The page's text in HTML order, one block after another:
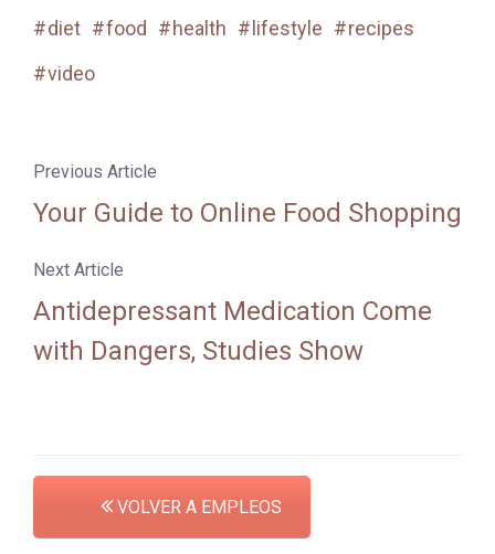
diet food health lifestyle
recipes
video
Previous Article
Your Guide to Online Food Shopping
Next Article
Antidepressant Medication Come
with Dangers, Studies Show
VOLVER A EMPLEOS